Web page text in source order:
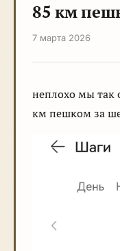
85 км
7 марта 2026
неплохо мы так
км пешком за